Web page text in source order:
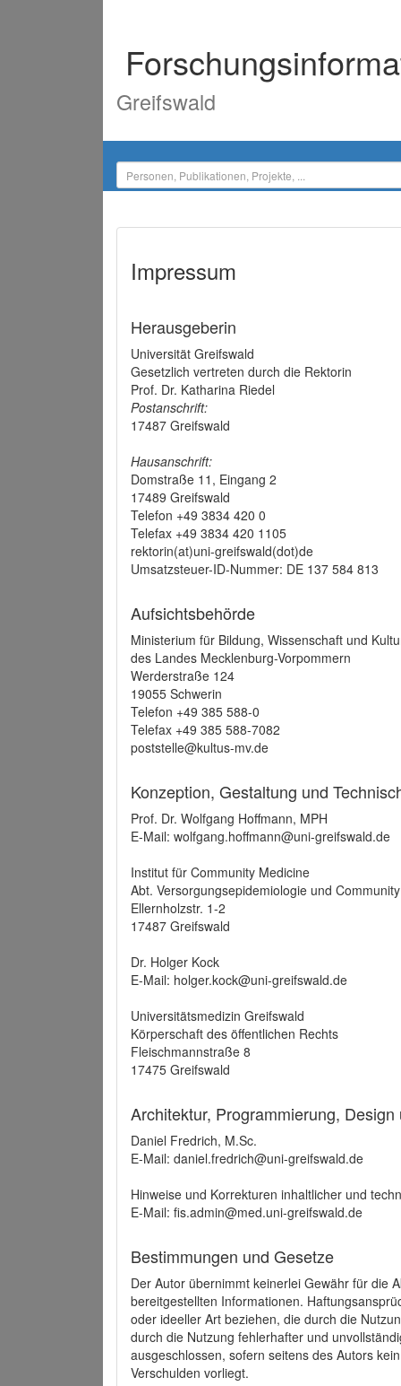
Greifswald
Impressum
Herausgeberin
Universität Greifswald
Gesetzlich vertreten durch die Rektorin
Prof. Dr. Katharina Riedel
Postanschrift:
17487 Greifswald
Hausanschrift:
Domstraße 11, Eingang 2
17489 Greifswald
Telefon +49 3834 420 0
Telefax +49 3834 420 1105
rektorin(at)uni-greifswald(dot)de
Umsatzsteuer-ID-Nummer: DE 137 584 813
Aufsichtsbehörde
Ministerium für Bildung, Wissenschaft und
des Landes Mecklenburg-Vorpommern
Werderstraße 124
19055 Schwerin
Telefon +49 385 588-0
Telefax +49 385 588-7082
poststelle@kultus-mv.de
Konzeption, Gestaltung und
Prof. Dr. Wolfgang Hoffmann, MPH
E-Mail: wolfgang.hoffmann@uni-greifswald.de
Institut für Community Medicine
Abt. Versorgungsepidemiologie und
Ellernholzstr. 1-2
17487 Greifswald
Dr. Holger Kock
E-Mail: holger.kock@uni-greifswald.de
Universitätsmedizin Greifswald
Körperschaft des öffentlichen Rechts
Fleischmannstraße 8
17475 Greifswald
Architektur, Programmierung,
Daniel Fredrich, M.Sc.
E-Mail: daniel.fredrich@uni-greifswald.de
Hinweise und Korrekturen inhaltlicher und
E-Mail: fis.admin@med.uni-greifswald.de
Bestimmungen und Gesetze
Der Autor übernimmt keinerlei Gewähr für die
bereitgestellten Informationen.
oder ideeller Art beziehen, die durch die
durch die Nutzung fehlerhafter und
ausgeschlossen, sofern seitens des Autors
Verschulden vorliegt.